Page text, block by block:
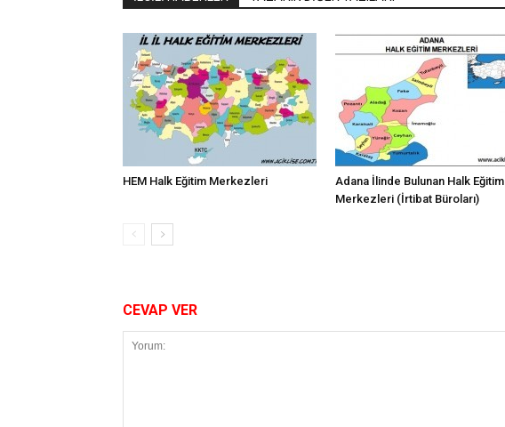
HEM Halk Eğitim Merkezleri
Adana İlinde Bulunan Halk Eğitim
Merkezleri (İrtibat Büroları)
CEVAP VER